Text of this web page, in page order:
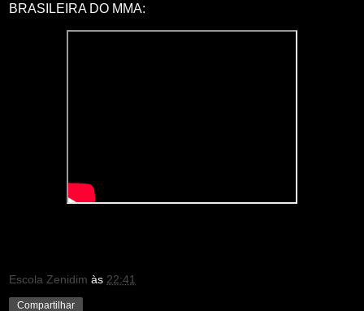
BRASILEIRA DO MMA:
Escola Zenidim às 22:41
Compartilhar